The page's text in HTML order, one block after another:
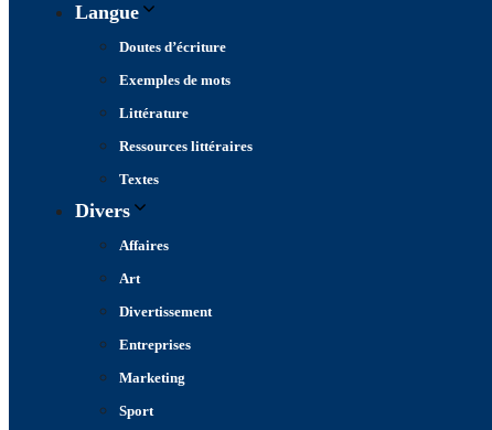
Langue
Doutes d’écriture
Exemples de mots
Littérature
Ressources littéraires
Textes
Divers
Affaires
Art
Divertissement
Entreprises
Marketing
Sport